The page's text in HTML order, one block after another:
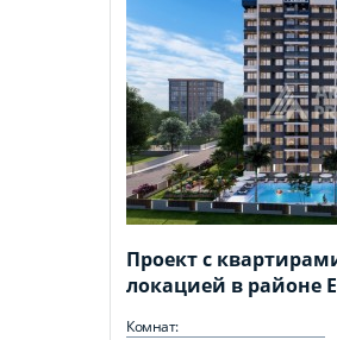
Проект с
локацией в районе
Комнат: